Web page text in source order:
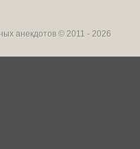
анекдотов © 2011 - 2026